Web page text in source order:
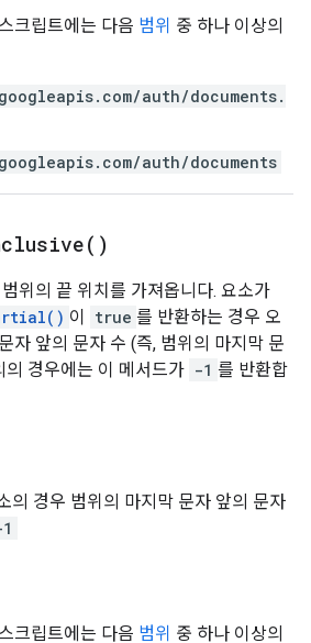
크립트에는 다음 범위 중 하나 이상의
auth/documents.
auth/documents
)
위의 끝 위치를 가져옵니다. 요소가
이 true 를 반환하는 경우 오
자 앞의 문자 수 (즉, 범위의 마지막 문
의 경우에는 이 메서드가 -1 를 반환합
의 경우 범위의 마지막 문자 앞의 문자
크립트에는 다음 범위 중 하나 이상의